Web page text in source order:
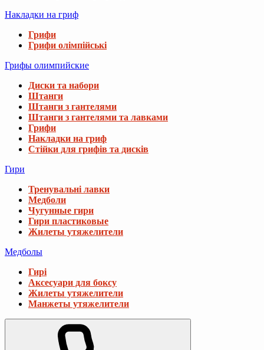
Накладки на гриф
Грифи
Грифи олімпійські
Грифы олимпийские
Диски та набори
Штанги
Штанги з гантелями
Штанги з гантелями та лавками
Грифи
Накладки на гриф
Стійки для грифів та дисків
Гири
Тренувальні лавки
Медболи
Чугунные гири
Гири пластиковые
Жилеты утяжелители
Медболы
Гирі
Аксесуари для боксу
Жилеты утяжелители
Манжеты утяжелители